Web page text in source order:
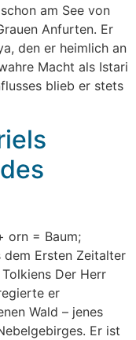
am See von
Anfurten. Er
den er heimlich an
Macht als Istari
blieb er stets
orn = Baum;
dem Ersten Zeitalter
Der Herr
er
Wald – jenes
Er ist